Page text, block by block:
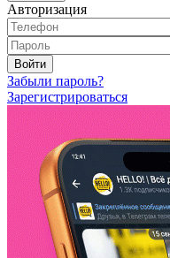
Авторизация
Войти
Забыли пароль?
Зарегистрироваться